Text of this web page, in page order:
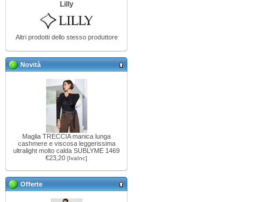
Lilly
Altri prodotti dello stesso produttore
Novità
Maglia TRECCIA manica lunga
cashmere e viscosa leggerissima
ultralight molto calda SUBLYME 1469
€23,20 [IvaInc]
Offerte